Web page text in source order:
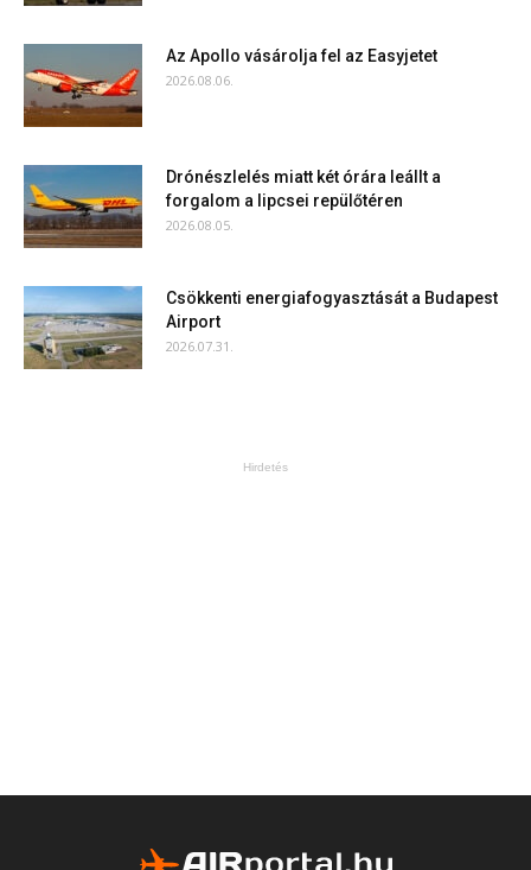
Az Apollo vásárolja fel az Easyjetet
2026.08.06.
Drónészlelés miatt két órára leállt a
forgalom a lipcsei repülőtéren
2026.08.05.
Csökkenti energiafogyasztását a Budapest
Airport
2026.07.31.
Hirdetés